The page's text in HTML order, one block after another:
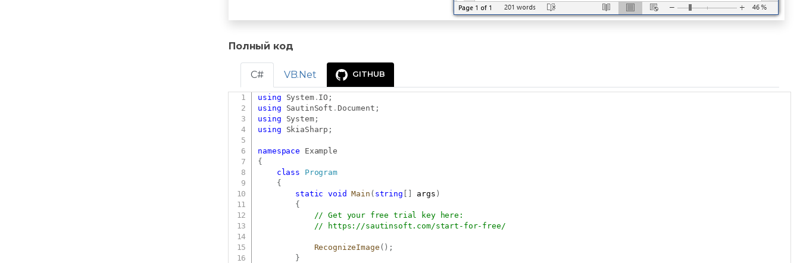
Полный код
C# VB.Net GITHUB
using System. IO ;
using
SautinSoft . Document ;
using
System;
using
SkiaSharp ;
namespace
Example
{
class
Program
{
static
void Main ( string [ ] args )
{
// Get your free trial key here:
//
https://sautinsoft.com/start-for-free/
RecognizeImage ( ) ;
}